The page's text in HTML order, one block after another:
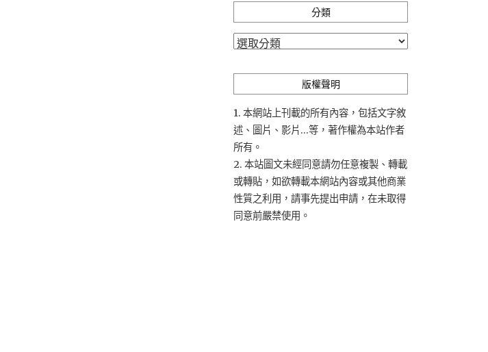
分類
分
版權聲明
1. 本網站上刊載的所有內容，包括文字敘
述、圖片、影片...等，著作權為本站作者
所有。
2. 本站圖文未經同意請勿任意複製、轉載
或轉貼，如欲轉載本網站內容或其他商業
性質之利用，請事先提出申請，在未取得
同意前嚴禁使用。